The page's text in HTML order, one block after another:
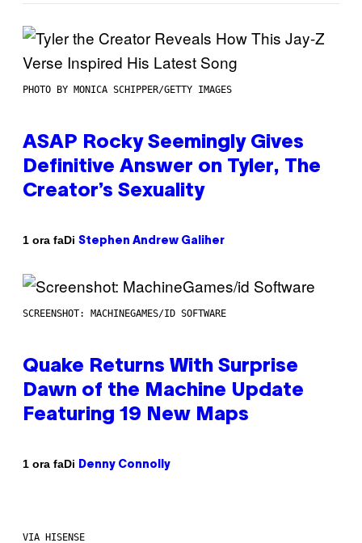
PHOTO BY MONICA SCHIPPER/GETTY IMAGES
ASAP Rocky Seemingly Gives
Definitive Answer on Tyler, The
Creator’s Sexuality
1 ora faDi Stephen Andrew Galiher
SCREENSHOT: MACHINEGAMES/ID SOFTWARE
Quake Returns With Surprise
Dawn of the Machine Update
Featuring 19 New Maps
1 ora faDi Denny Connolly
VIA HISENSE